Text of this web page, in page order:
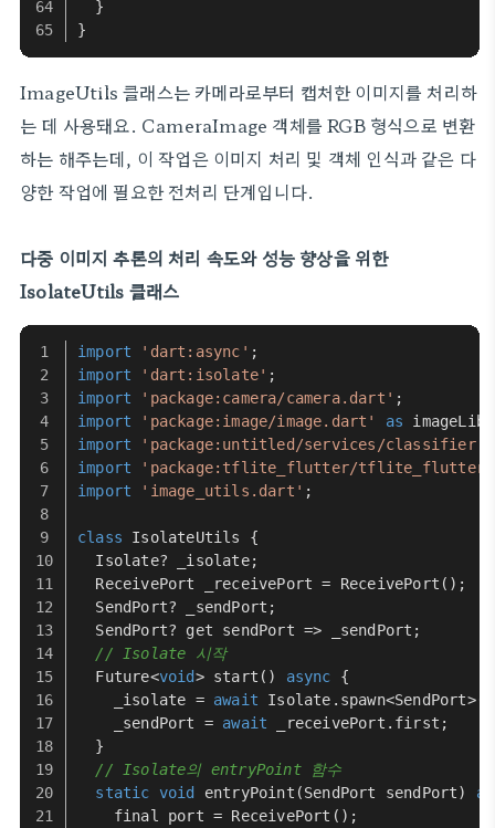
  }
}
ImageUtils 클래스는 카메라로부터 캡처한 이미지를 처리하
는 데 사용돼요. CameraImage 객체를 RGB 형식으로 변환
하는 해주는데, 이 작업은 이미지 처리 및 객체 인식과 같은 다
양한 작업에 필요한 전처리 단계입니다.
다중 이미지 추론의 처리 속도와 성능 향상을 위한
IsolateUtils 클래스
import 'dart:async' ;
import
'dart:isolate' ;
import
'package:camera/camera.dart' ;
import
'package:image/image.dart' as imageLib;
import
'package:untitled/services/
import
'package:tflite_flutter/
import
'image_utils.dart' ;
class IsolateUtils
{
Isolate? _isolate;
ReceivePort
_receivePort = ReceivePort ();
SendPort? _sendPort;
SendPort? get sendPort => _sendPort;
// Isolate 시작
Future<void> start () async {
    _isolate =
await Isolate . spawn<SendPort
    _sendPort =
await _receivePort. first ;
  }
// Isolate의 entryPoint 함수
static void entryPoint (SendPort sendPort)
    final port =
ReceivePort ();